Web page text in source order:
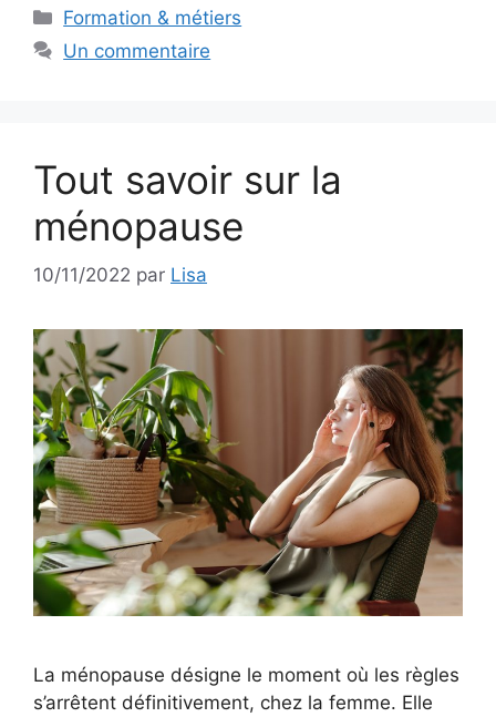
Catégories
Formation & métiers
Un commentaire
Tout savoir sur la
ménopause
10/11/2022 par Lisa
La ménopause désigne le moment où les règles
s’arrêtent définitivement, chez la femme. Elle